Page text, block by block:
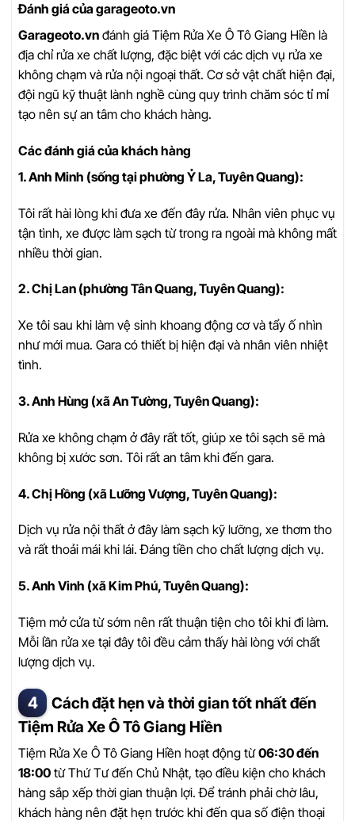
Đánh giá của garageoto.vn
Garageoto.vn đánh giá Tiệm Rửa Xe Ô Tô Giang Hiền là
địa chỉ rửa xe chất lượng, đặc biệt với các dịch vụ rửa xe
không chạm và rửa nội ngoại thất. Cơ sở vật chất hiện đại,
đội ngũ kỹ thuật lành nghề cùng quy trình chăm sóc tỉ mỉ
tạo nên sự an tâm cho khách hàng.
Các đánh giá của khách hàng
1. Anh Minh (sống tại phường Ỷ La, Tuyên Quang):
Tôi rất hài lòng khi đưa xe đến đây rửa. Nhân viên phục vụ
tận tình, xe được làm sạch từ trong ra ngoài mà không mất
nhiều thời gian.
2. Chị Lan (phường Tân Quang, Tuyên Quang):
Xe tôi sau khi làm vệ sinh khoang động cơ và tẩy ố nhìn
như mới mua. Gara có thiết bị hiện đại và nhân viên nhiệt
tình.
3. Anh Hùng (xã An Tường, Tuyên Quang):
Rửa xe không chạm ở đây rất tốt, giúp xe tôi sạch sẽ mà
không bị xước sơn. Tôi rất an tâm khi đến gara.
4. Chị Hồng (xã Lưỡng Vượng, Tuyên Quang):
Dịch vụ rửa nội thất ở đây làm sạch kỹ lưỡng, xe thơm tho
và rất thoải mái khi lái. Đáng tiền cho chất lượng dịch vụ.
5. Anh Vinh (xã Kim Phú, Tuyên Quang):
Tiệm mở cửa từ sớm nên rất thuận tiện cho tôi khi đi làm.
Mỗi lần rửa xe tại đây tôi đều cảm thấy hài lòng với chất
lượng dịch vụ.
Cách đặt hẹn và thời gian tốt nhất đến
Tiệm Rửa Xe Ô Tô Giang Hiền
Tiệm Rửa Xe Ô Tô Giang Hiền hoạt động từ06:30 đến
18:00 từ Thứ Tư đến Chủ Nhật, tạo điều kiện cho khách
hàng sắp xếp thời gian thuận lợi. Để tránh phải chờ lâu,
khách hàng nên đặt hẹn trước khi đến qua số điện thoại